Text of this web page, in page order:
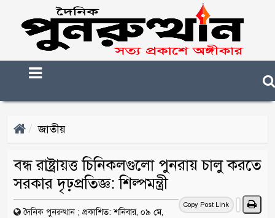
জাতীয়
বন্ধ রাষ্ট্রায়ত্ত চিনিকলগুলো পুনরায় চালু করতে
সরকার দৃঢ়প্রতিজ্ঞ: শিল্পমন্ত্রী
Copy Post Link
দৈনিক পুনরুত্থান ; প্রকাশিত: শনিবার, ০৯ মে,